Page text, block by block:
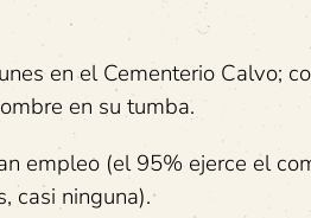
en el Cementerio Calvo;
en su tumba.
empleo (el 95% ejerce el
casi ninguna).